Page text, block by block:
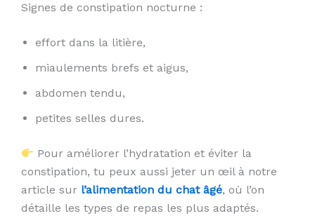
Signes de constipation nocturne :
effort dans la litière,
miaulements brefs et aigus,
abdomen tendu,
petites selles dures.
Pour améliorer l’hydratation et éviter la
constipation, tu peux aussi jeter un œil à notre
article sur l’alimentation du chat âgé, où l’on
détaille les types de repas les plus adaptés.